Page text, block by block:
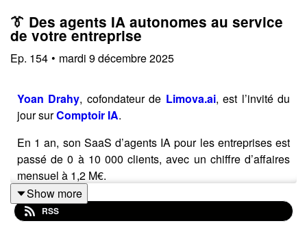
👔 Des agents IA autonomes au service
de votre entreprise
Ep. 154 • mardi 9 décembre 2025
Yoan Drahy, cofondateur de Limova.ai, est l’invité du
jour surComptoir IA.
En 1 an, son SaaS d’agents IA pour les entreprises est
passé de 0 à 10 000 clients, avec un chiffre d’affaires
mensuel à 1,2 M€.
Et tout ça sans VC traditionnels, en misant sur un go-to-
market radicalement différent.
Show more
RSS